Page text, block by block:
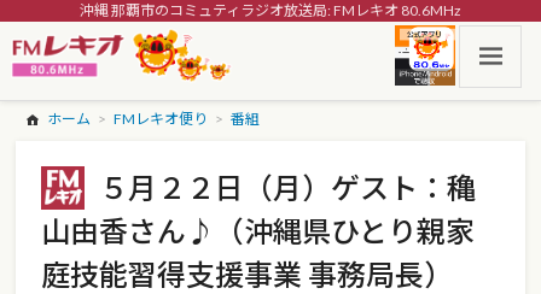
沖縄 那覇市のコミュティラジオ放送局: FMレキオ 80.6MHz
ホーム FMレキオ便り 番組
５月２２日（月）ゲスト：穐
山由香さん♪（沖縄県ひとり親家
庭技能習得支援事業 事務局長）